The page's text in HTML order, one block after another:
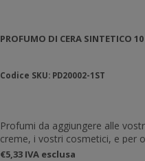
PROFUMO DI CERA SINTETICO
Codice SKU: PD20002-1ST
Profumi da aggiungere alle
creme, i vostri cosmetici, e per
uso desideriate farne.
€5,33 IVA esclusa